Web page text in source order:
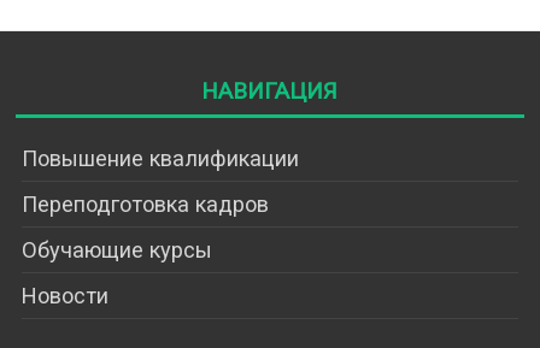
Навигация
Повышение квалификации
Переподготовка кадров
Обучающие курсы
Новости